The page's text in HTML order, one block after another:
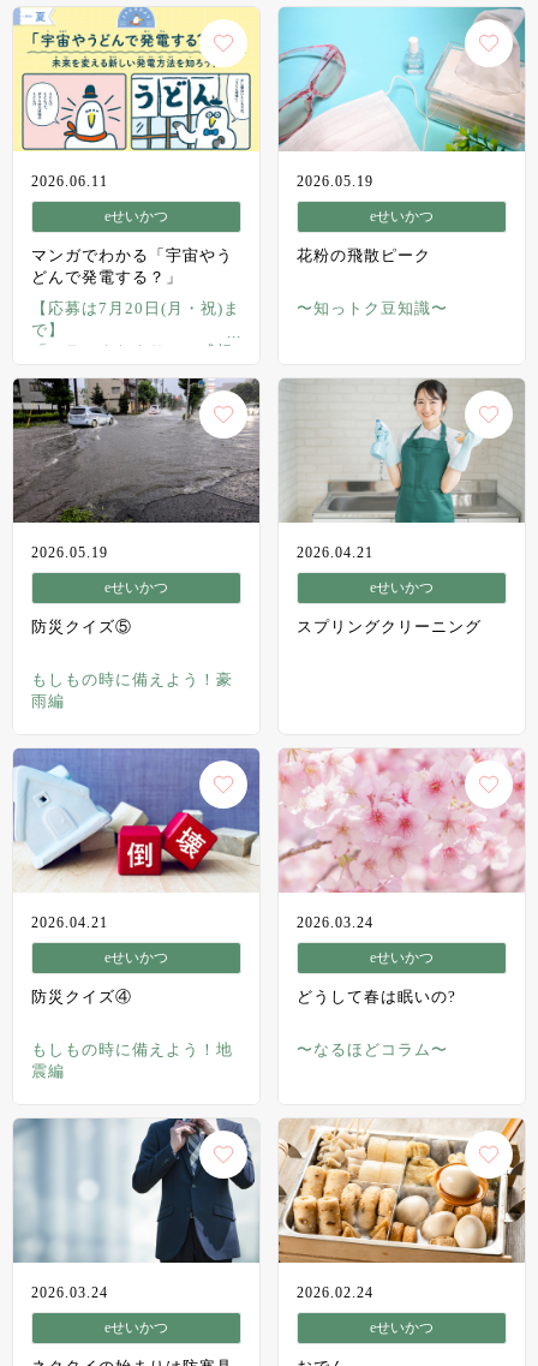
2026.06.11
eせいかつ
マンガでわかる「宇宙やう
どんで発電する？」
【応募は7月20日(月・祝)ま
で】
「ミラエネだより」の感想
よう！
2026.05.19
eせいかつ
花粉の飛散ピーク
〜知っトク豆知識〜
2026.05.19
eせいかつ
防災クイズ⑤
もしもの時に備えよう！豪
雨編
2026.04.21
eせいかつ
スプリングクリーニング
2026.04.21
eせいかつ
防災クイズ④
もしもの時に備えよう！地
震編
2026.03.24
eせいかつ
どうして春は眠いの?
〜なるほどコラム〜
2026.03.24
eせいかつ
2026.02.24
eせいかつ